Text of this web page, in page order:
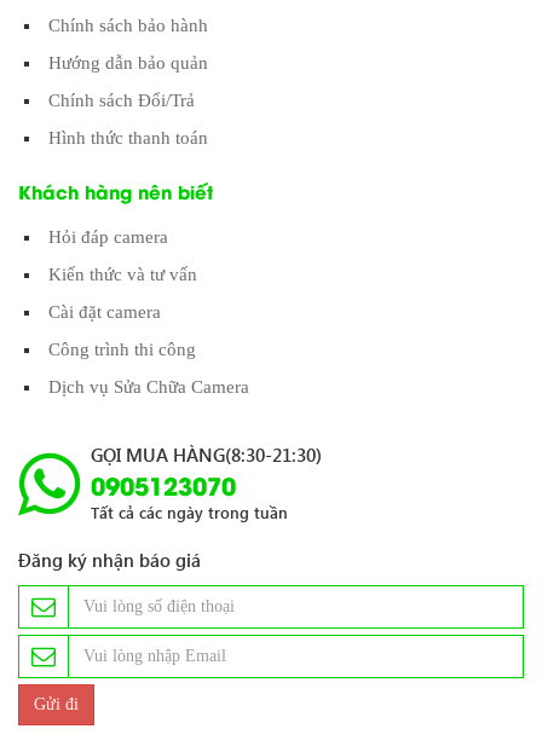
Chính sách bảo hành
Hướng dẫn bảo quản
Chính sách Đổi/Trả
Hình thức thanh toán
Khách hàng nên biết
Hỏi đáp camera
Kiến thức và tư vấn
Cài đặt camera
Công trình thi công
Dịch vụ Sửa Chữa Camera
GỌI MUA HÀNG(8:30-21:30)
0905123070
Tất cả các ngày trong tuần
Đăng ký nhận báo giá